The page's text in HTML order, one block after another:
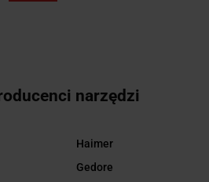
narzędzi
Haimer
Gedore